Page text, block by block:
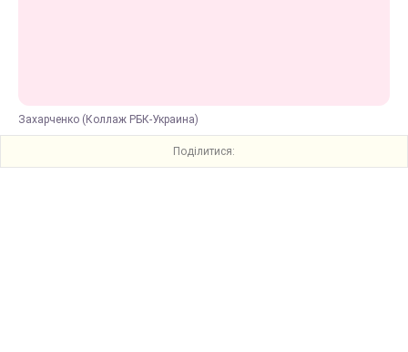
Захарченко (Коллаж РБК-Украина)
Поділитися: